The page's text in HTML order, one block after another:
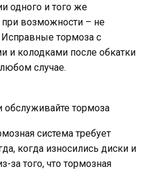
одного и того же
при возможности – не
тормоза с
и колодками после обкатки
случае.
обслуживайте тормоза
система требует
когда износились диски и
за того, что тормозная